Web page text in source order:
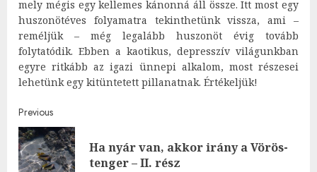
mely mégis egy kellemes kánonná áll össze. Itt most egy
huszonötéves folyamatra tekinthetünk vissza, ami –
reméljük – még legalább huszonöt évig tovább
folytatódik. Ebben a kaotikus, depresszív világunkban
egyre ritkább az igazi ünnepi alkalom, most részesei
lehetünk egy kitüntetett pillanatnak. Értékeljük!
Post
navigation
Previous
Ha nyár van, akkor irány a Vörös-
tenger – II. rész